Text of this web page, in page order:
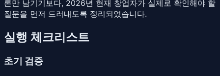
론만 남기기보다, 2026년 현재 창업자가 실제로 확인해야 할
질문을 먼저 드러내도록 정리되었습니다.
실행 체크리스트
초기 검증